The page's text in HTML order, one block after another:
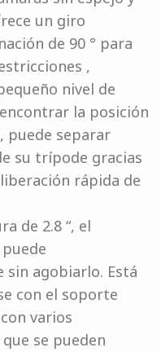
un giro
de 90 ° para
,
nivel de
la posición
puede separar
su trípode gracias
rápida de
de 2.8 “, el
agobiarlo. Está
con el soporte
varios
se pueden